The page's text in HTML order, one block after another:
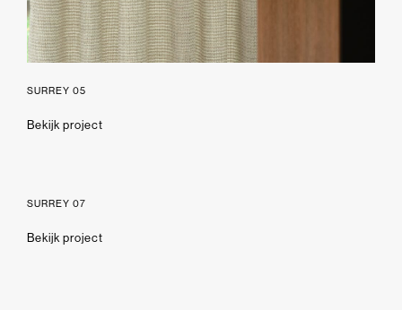
SURREY 05
Bekijk project
SURREY 07
Bekijk project